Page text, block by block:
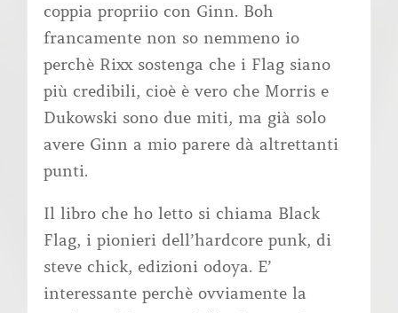
coppia propriio con Ginn. Boh
francamente non so nemmeno io
perchè Rixx sostenga che i Flag siano
più credibili, cioè è vero che Morris e
Dukowski sono due miti, ma già solo
avere Ginn a mio parere dà altrettanti
punti.
Il libro che ho letto si chiama Black
Flag, i pionieri dell’hardcore punk, di
steve chick, edizioni odoya. E’
interessante perchè ovviamente la